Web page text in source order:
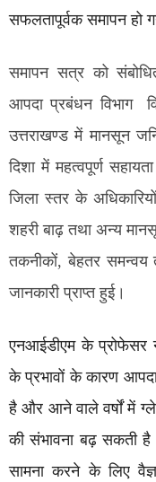
सफलतापूर्वक समापन हो
समापन सत्र को
आपदा प्रबंधन विभाग
उत्तराखण्ड में मानसून
दिशा में महत्वपूर्ण
जिला स्तर के
शहरी बाढ़ तथा अन्य
तकनीकों, बेहतर समन्वय
जानकारी प्राप्त हुई।
एनआईडीएम के प्रोफेसर
के प्रभावों के कारण
है और आने वाले वर्षों में
की संभावना बढ़ सकती
सामना करने के लिए